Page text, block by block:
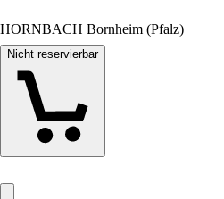
HORNBACH Bornheim (Pfalz)
Nicht reservierbar